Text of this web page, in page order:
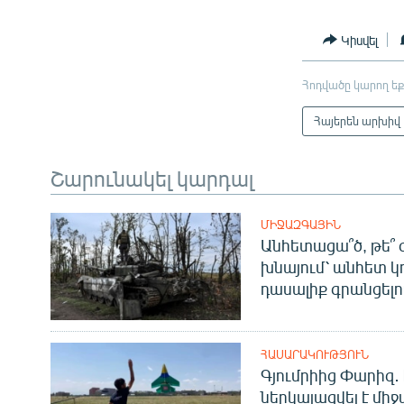
Կիսվել
Հոդվածը կարող
Հայերեն արխիվ
Շարունակել կարդալ
ՄԻՋԱԶԳԱՅԻՆ
Անհետացա՞ծ, թե՞
խնայում՝ անհետ
դասալիք
ՀԱՍԱՐԱԿՈՒԹՅՈՒՆ
Գյումրիից
ներկայացվել է